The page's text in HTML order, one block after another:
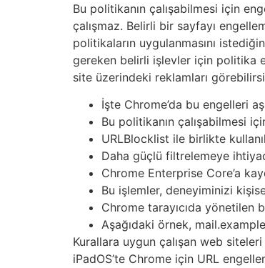
Bu politikanın çalışabilmesi için
çalışmaz. Belirli bir sayfayı
politikaların uygulanmasını
gereken belirli işlevler için politika
site üzerindeki reklamları
İşte Chrome’da bu engelleri
Bu politikanın çalışabilmesi
URLBlocklist ile birlikte
Daha güçlü filtrelemeye
Chrome Enterprise Core’a
Bu işlemler, deneyiminizi
Chrome tarayıcıda yönetilen
Aşağıdaki örnek,
Kurallara uygun çalışan web
iPadOS’te Chrome için URL